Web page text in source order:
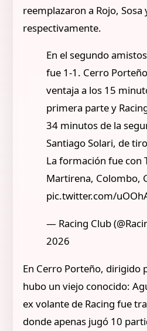
reemplazaron a Rojo, Sosa
respectivamente.
En el segundo
fue 1-1. Cerro
ventaja a los 15
primera parte y
34 minutos de la
Santiago Solari, de
La formación fue con
Martirena, Colombo,
pic.twitter.com/
— Racing Club
2026
En Cerro Porteño, dirigido
hubo un viejo conocido:
ex volante de Racing fue
donde apenas jugó 10